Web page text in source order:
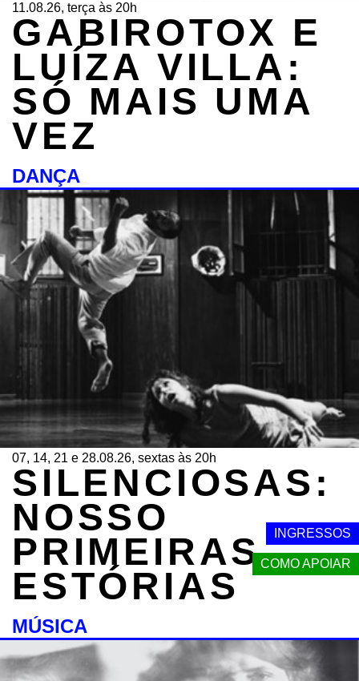
INGRESSOS
COMO APOIAR
11.08.26, terça às 20h
GABIROTOX E
LUÍZA VILLA:
SÓ MAIS UMA
VEZ
DANÇA
07, 14, 21 e 28.08.26, sextas às 20h
SILENCIOSAS:
NOSSO
PRIMEIRAS
ESTÓRIAS
MÚSICA